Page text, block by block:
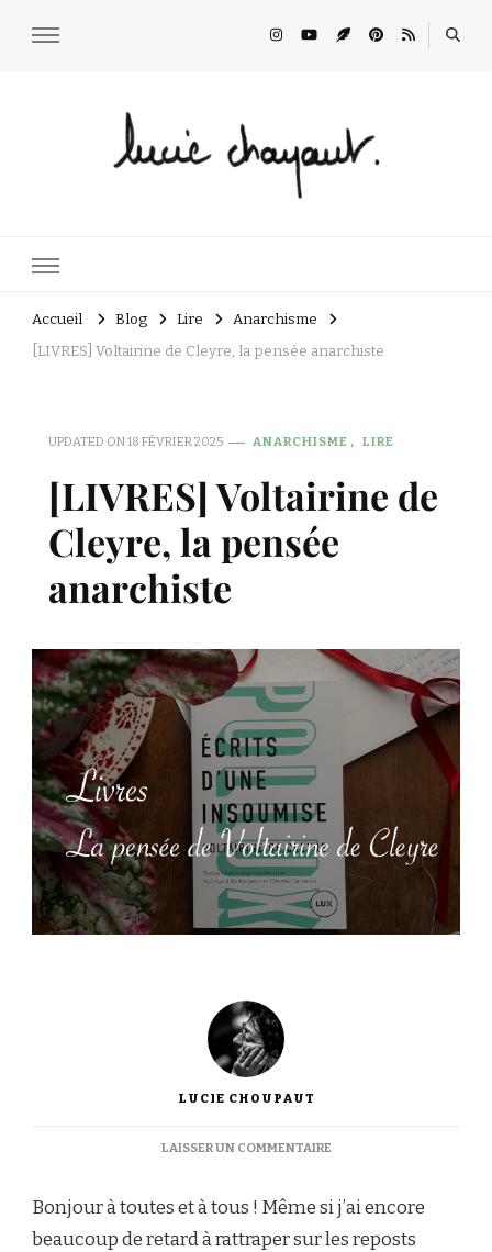
Lucie Choupaut
Accueil Blog Lire
Anarchisme
[LIVRES] Voltairine de Cleyre, la pensée anarchiste
UPDATED ON18 FÉVRIER 2025 ANARCHISME LIRE
[LIVRES] Voltairine de
Cleyre, la pensée
anarchiste
LUCIE CHOUPAUT
LAISSER UN COMMENTAIRESUR
DE
Bonjour à toutes et à tous ! Même si j’ai encore
beaucoup de retard à rattraper sur les reposts